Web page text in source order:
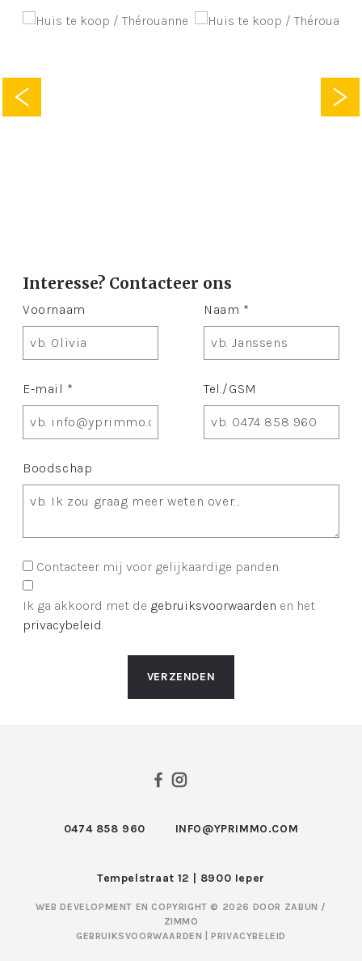
Interesse? Contacteer ons
Voornaam Naam *
E-mail * Tel./GSM
Boodschap
Contacteer mij voor gelijkaardige panden.
Ik ga akkoord met de gebruiksvoorwaarden en het
privacybeleid.
VERZENDEN
0474 858 960 INFO@YPRIMMO.COM
Tempelstraat 12 | 8900 Ieper
WEB DEVELOPMENT EN COPYRIGHT © 2026 DOOR ZABUN /
ZIMMO
GEBRUIKSVOORWAARDEN
|PRIVACYBELEID